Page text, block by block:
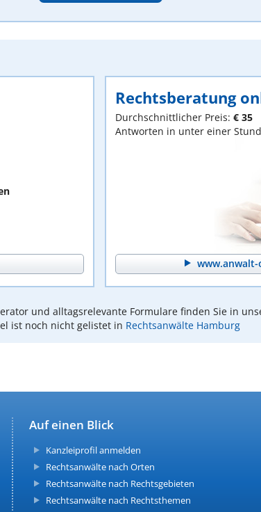
Rechtsberatung
Durchschnittlicher Preis: € 35
Antworten in unter einer
und alltagsrelevante Formulare finden Sie in
ist noch nicht gelistet in Rechtsanwälte Hamburg
Auf einen Blick
Kanzleiprofil anmelden
Rechtsanwälte nach Orten
Rechtsanwälte nach Rechtsgebieten
Rechtsanwälte nach Rechtsthemen